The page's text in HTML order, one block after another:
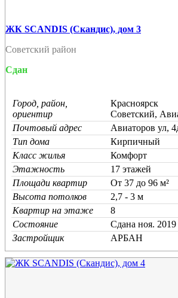
ЖК SCANDIS (Скандис), дом 3
Советский район
Сдан
Город, район,
ориентир
Красноярск
Советский,
Почтовый адрес
Авиаторов ул,
Тип дома
Кирпичный
Класс жилья
Комфорт
Этажность
17 этажей
Площади квартир
От 37 до 96 м²
Высота потолков
2,7 - 3 м
Квартир на этаже
8
Состояние
Cдана ноя. 2019
Застройщик
АРБАН